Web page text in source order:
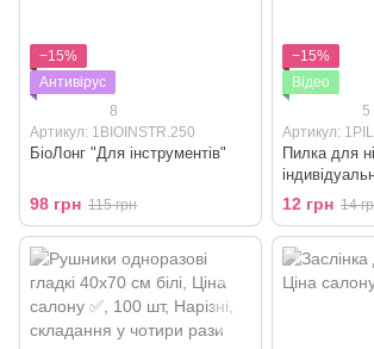
−15%
Антивірус
8
Артикул: 1BIOINSTR.250
БіоЛонг "Для інструментів"
98 грн 115 грн
−15%
Відео
5
Артикул:
Пилка для
12 грн 14